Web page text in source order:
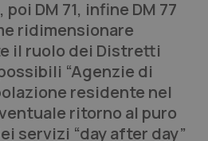
DM 71, infine DM 77
ridimensionare
il ruolo dei Distretti
“Agenzie di
residente nel
ritorno al puro
servizi “day after day”